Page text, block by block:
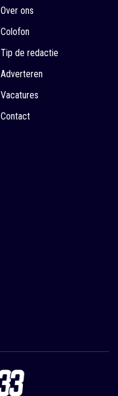
Over ons
Colofon
Tip de redactie
Adverteren
Vacatures
Contact